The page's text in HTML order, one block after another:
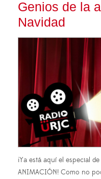
Genios de la
Navidad
¡Ya está aquí el especial
ANIMACIÓN! Como no